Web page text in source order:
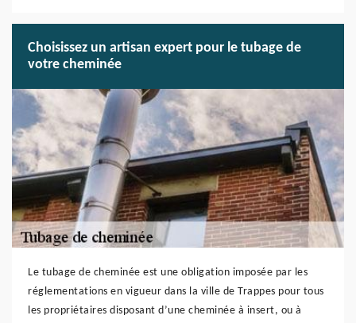
Choisissez un artisan expert pour le tubage de
votre cheminée
Le tubage de cheminée est une obligation imposée par les
réglementations en vigueur dans la ville de Trappes pour tous
les propriétaires disposant d’une cheminée à insert, ou à